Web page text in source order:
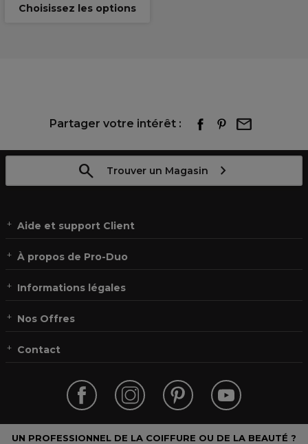
Choisissez les options
Partager votre intérêt :
Trouver un Magasin
Aide et support Client
À propos de Pro-Duo
Informations légales
Nos Offres
Contact
UN PROFESSIONNEL DE LA COIFFURE OU DE LA BEAUTÉ ?